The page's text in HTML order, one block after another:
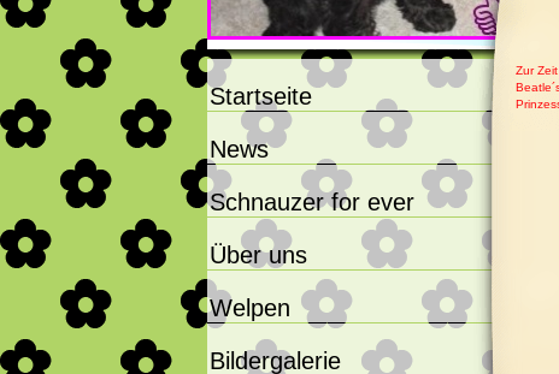
Startseite
News
Schnauzer for ever
Über uns
Welpen
Bildergalerie
Zur